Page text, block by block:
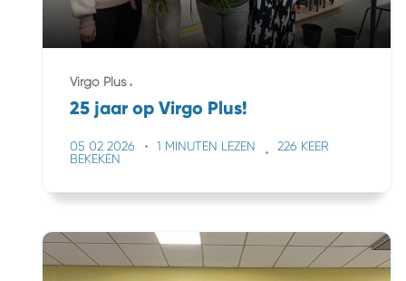
Virgo Plus
25 jaar op Virgo Plus!
05 02 2026 1 MINUTEN LEZEN
226 KEER
BEKEKEN